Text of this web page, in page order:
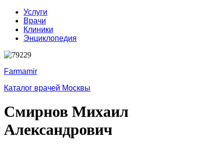
Услуги
Врачи
Клиники
Энциклопедия
Farmamir
Каталог врачей Москвы
Смирнов Михаил
Александрович